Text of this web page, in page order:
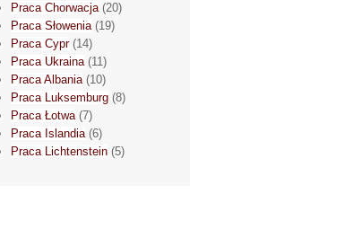
Praca Chorwacja(20)
Praca Słowenia(19)
Praca Cypr(14)
Praca Ukraina(11)
Praca Albania(10)
Praca Luksemburg (8)
Praca Łotwa(7)
Praca Islandia(6)
Praca Lichtenstein (5)